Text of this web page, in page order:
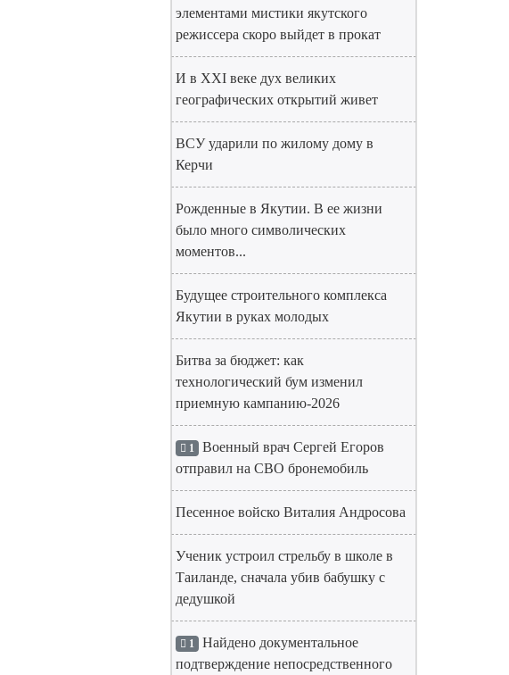
элементами мистики якутского
режиссера скоро выйдет в прокат
И в XXI веке дух великих
географических открытий живет
ВСУ ударили по жилому дому в
Керчи
Рожденные в Якутии. В ее жизни
было много символических
моментов...
Будущее строительного комплекса
Якутии в руках молодых
Битва за бюджет: как
технологический бум изменил
приемную кампанию-2026
1 Военный врач Сергей Егоров
отправил на СВО бронемобиль
Песенное войско Виталия Андросова
Ученик устроил стрельбу в школе в
Таиланде, сначала убив бабушку с
дедушкой
1 Найдено документальное
подтверждение непосредственного